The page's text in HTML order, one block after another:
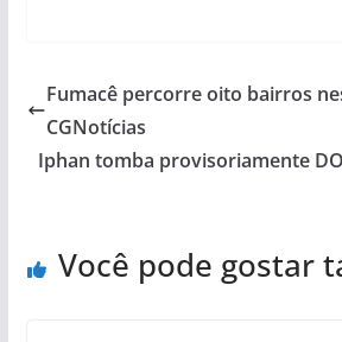
Fumacê percorre oito bairros
CGNotícias
Iphan tomba provisoriamente
Você pode gostar